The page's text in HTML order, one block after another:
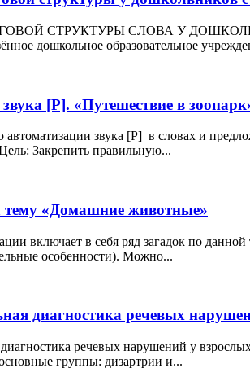
СТРУКТУРЫ СЛОВА У
дошкольное образовательное
[Р]. «Путешествие в
автоматизации звука [Р] в словах и
Закрепить правильную...
тему «Домашние животные»
включает в себя ряд загадок по
особенности). Можно...
диагностика речевых
речевых нарушений у
группы: дизартрии и...